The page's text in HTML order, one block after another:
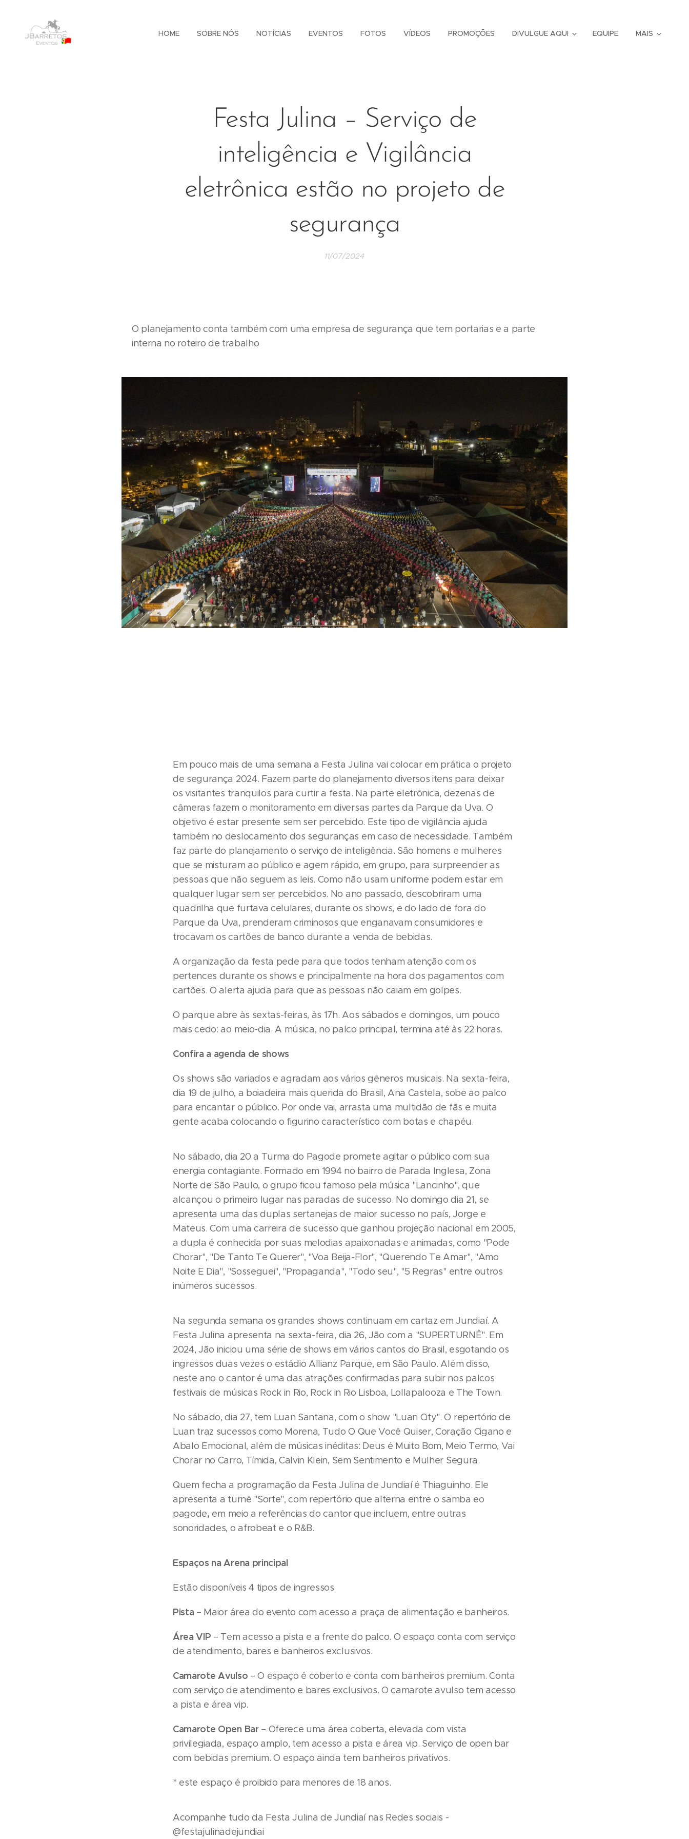
HOME SOBRE NÓS NOTÍCIAS EVENTOS FOTOS VÍDEOS PROMOÇÕES DIVULGUE AQUI EQUIPE MAIS
Festa Julina – Serviço de
inteligência e Vigilância
eletrônica estão no projeto de
segurança
11/07/2024
O planejamento conta também com uma empresa de segurança que tem portarias e a parte
interna no roteiro de trabalho
Em pouco mais de uma semana a Festa Julina vai colocar em prática o projeto
de segurança 2024. Fazem parte do planejamento diversos itens para deixar
os visitantes tranquilos para curtir a festa. Na parte eletrônica, dezenas de
câmeras fazem o monitoramento em diversas partes da Parque da Uva. O
objetivo é estar presente sem ser percebido. Este tipo de vigilância ajuda
também no deslocamento dos seguranças em caso de necessidade. Também
faz parte do planejamento o serviço de inteligência. São homens e mulheres
que se misturam ao público e agem rápido, em grupo, para surpreender as
pessoas que não seguem as leis. Como não usam uniforme podem estar em
qualquer lugar sem ser percebidos. No ano passado, descobriram uma
quadrilha que furtava celulares, durante os shows, e do lado de fora do
Parque da Uva, prenderam criminosos que enganavam consumidores e
trocavam os cartões de banco durante a venda de bebidas.
A organização da festa pede para que todos tenham atenção com os
pertences durante os shows e principalmente na hora dos pagamentos com
cartões. O alerta ajuda para que as pessoas não caiam em golpes.
O parque abre às sextas-feiras, às 17h. Aos sábados e domingos, um pouco
mais cedo: ao meio-dia. A música, no palco principal, termina até às 22 horas.
Confira a agenda de shows
Os shows são variados e agradam aos vários gêneros musicais. Na sexta-feira,
dia 19 de julho, a boiadeira mais querida do Brasil, Ana Castela, sobe ao palco
para encantar o público. Por onde vai, arrasta uma multidão de fãs e muita
gente acaba colocando o figurino característico com botas e chapéu.
No sábado, dia 20 a Turma do Pagode promete agitar o público com sua
energia contagiante. Formado em 1994 no bairro de Parada Inglesa, Zona
Norte de São Paulo, o grupo ficou famoso pela música "Lancinho", que
alcançou o primeiro lugar nas paradas de sucesso. No domingo dia 21, se
apresenta uma das duplas sertanejas de maior sucesso no país, Jorge e
Mateus. Com uma carreira de sucesso que ganhou projeção nacional em 2005,
a dupla é conhecida por suas melodias apaixonadas e animadas, como "Pode
Chorar", "De Tanto Te Querer", "Voa Beija-Flor", "Querendo Te Amar", "Amo
Noite E Dia", "Sosseguei", "Propaganda", "Todo seu", "5 Regras" entre outros
inúmeros sucessos.
Na segunda semana os grandes shows continuam em cartaz em Jundiaí. A
Festa Julina apresenta na sexta-feira, dia 26, Jão com a "SUPERTURNÊ". Em
2024, Jão iniciou uma série de shows em vários cantos do Brasil, esgotando os
ingressos duas vezes o estádio Allianz Parque, em São Paulo. Além disso,
neste ano o cantor é uma das atrações confirmadas para subir nos palcos
festivais de músicas Rock in Rio, Rock in Rio Lisboa, Lollapalooza e The Town.
No sábado, dia 27, tem Luan Santana, com o show "Luan City". O repertório de
Luan traz sucessos como Morena, Tudo O Que Você Quiser, Coração Cigano e
Abalo Emocional, além de músicas inéditas: Deus é Muito Bom, Meio Termo, Vai
Chorar no Carro, Tímida, Calvin Klein, Sem Sentimento e Mulher Segura.
Quem fecha a programação da Festa Julina de Jundiaí é Thiaguinho. Ele
apresenta a turnê "Sorte", com repertório que alterna entre o samba eo
pagode, em meio a referências do cantor que incluem, entre outras
sonoridades, o afrobeat e o R&B.
Espaços na Arena principal
Estão disponíveis 4 tipos de ingressos
Pista – Maior área do evento com acesso a praça de alimentação e banheiros.
Área VIP – Tem acesso a pista e a frente do palco. O espaço conta com serviço
de atendimento, bares e banheiros exclusivos.
Camarote Avulso – O espaço é coberto e conta com banheiros premium. Conta
com serviço de atendimento e bares exclusivos. O camarote avulso tem acesso
a pista e área vip.
Camarote Open Bar– Oferece uma área coberta, elevada com vista
privilegiada, espaço amplo, tem acesso a pista e área vip. Serviço de open bar
com bebidas premium. O espaço ainda tem banheiros privativos.
* este espaço é proibido para menores de 18 anos.
Acompanhe tudo da Festa Julina de Jundiaí nas Redes sociais -
@festajulinadejundiai